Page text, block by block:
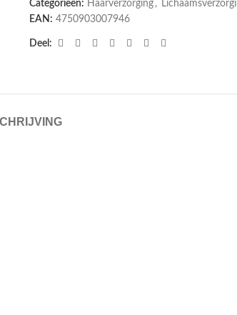
Categorieën: Haarverzorging ,
EAN: 4750903007946
Deel: